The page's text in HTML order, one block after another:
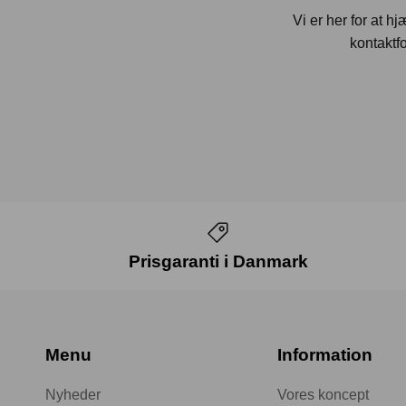
Vi er her for at
Prisgaranti i Danmark
Menu
Nyheder
Information
Vores koncept